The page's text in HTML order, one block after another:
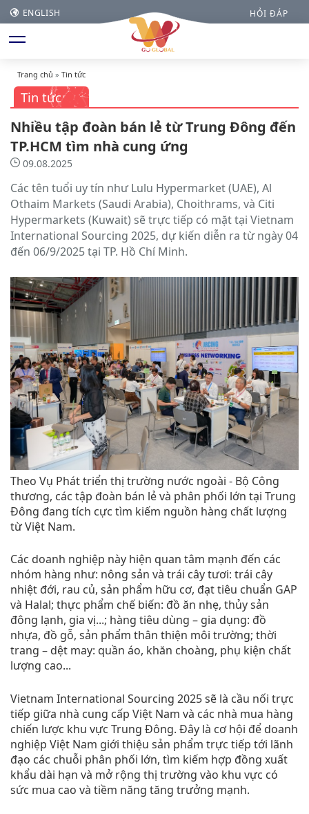
ENGLISH HỎI ĐÁP
Trang chủ » Tin tức
Tin tức
Nhiều tập đoàn bán lẻ từ Trung Đông đến
TP.HCM tìm nhà cung ứng
09.08.2025
Các tên tuổi uy tín như Lulu Hypermarket (UAE), Al
Othaim Markets (Saudi Arabia), Choithrams, và Citi
Hypermarkets (Kuwait) sẽ trực tiếp có mặt tại Vietnam
International Sourcing 2025, dự kiến diễn ra từ ngày 04
đến 06/9/2025 tại TP. Hồ Chí Minh.
Theo Vụ Phát triển thị trường nước ngoài - Bộ Công
thương, các tập đoàn bán lẻ và phân phối lớn tại Trung
Đông đang tích cực tìm kiếm nguồn hàng chất lượng
từ Việt Nam.
Các doanh nghiệp này hiện quan tâm mạnh đến các
nhóm hàng như: nông sản và trái cây tươi: trái cây
nhiệt đới, rau củ, sản phẩm hữu cơ, đạt tiêu chuẩn GAP
và Halal; thực phẩm chế biến: đồ ăn nhẹ, thủy sản
đông lạnh, gia vị...; hàng tiêu dùng – gia dụng: đồ
nhựa, đồ gỗ, sản phẩm thân thiện môi trường; thời
trang – dệt may: quần áo, khăn choàng, phụ kiện chất
lượng cao...
Vietnam International Sourcing 2025 sẽ là cầu nối trực
tiếp giữa nhà cung cấp Việt Nam và các nhà mua hàng
chiến lược khu vực Trung Đông. Đây là cơ hội để doanh
nghiệp Việt Nam giới thiệu sản phẩm trực tiếp tới lãnh
đạo các chuỗi phân phối lớn, tìm kiếm hợp đồng xuất
khẩu dài hạn và mở rộng thị trường vào khu vực có
sức mua cao và tiềm năng tăng trưởng mạnh.